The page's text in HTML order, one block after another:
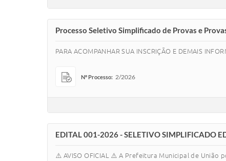
Processo Seletivo Simplificado de Provas e
PARA ACOMPANHAR SUA INSCRIÇÃO E DEMAIS
Nº Processo: 2/2026
EDITAL 001-2026 - SELETIVO SIMPLIFICADO
⚠️ AVISO OFICIAL ⚠️ A Prefeitura Municipal de União